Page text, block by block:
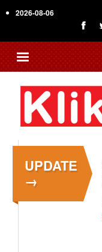
to
content
2026-08-06
UPDATE
→